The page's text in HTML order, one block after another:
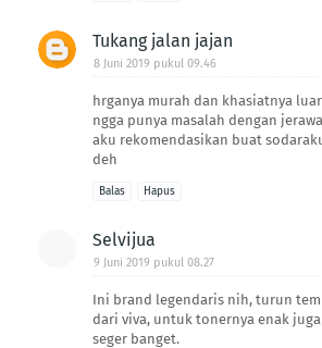
Tukang jalan jajan
8 Juni 2019 pukul 09.46
hrganya murah dan khasiatnya
ngga punya masalah dengan
aku rekomendasikan buat
deh
Balas Hapus
Selvijua
9 Juni 2019 pukul 08.27
Ini brand legendaris nih, turun
dari viva, untuk tonernya enak
seger banget.